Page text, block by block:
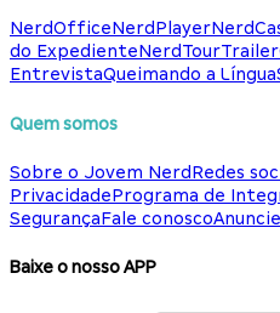
NerdOfficeNerdPlayer
do ExpedienteNerdTour
EntrevistaQueimando a Língua
Quem somos
Sobre o Jovem NerdRedes
PrivacidadePrograma de
SegurançaFale conoscoAnuncie
Baixe o nosso APP